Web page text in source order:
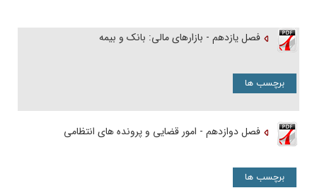
فصل یازدهم - بازارهای مالی: بانک و بیمه
برچسب ها
فصل دوازدهم - امور قضایی و پرونده های انتظامی
برچسب ها